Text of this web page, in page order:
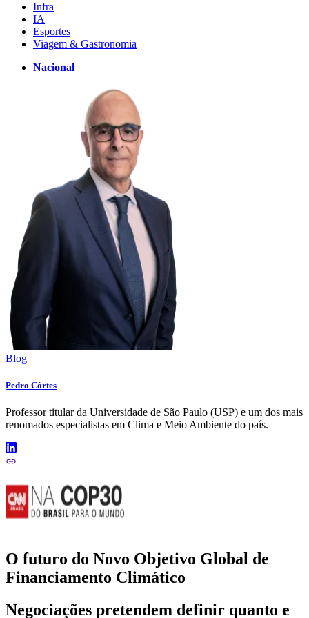
Infra
IA
Esportes
Viagem & Gastronomia
Nacional
Blog
Pedro Côrtes
Professor titular da Universidade de São Paulo (USP) e um dos mais
renomados especialistas em Clima e Meio Ambiente do país.
O futuro do Novo Objetivo Global de
Financiamento Climático
Negociações pretendem definir quanto e